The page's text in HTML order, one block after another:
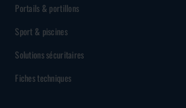
Portails & portillons
Sport & piscines
Solutions sécuritaires
Fiches techniques